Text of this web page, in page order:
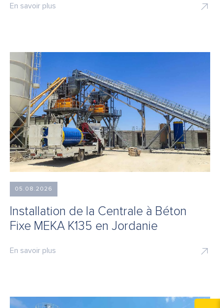
En savoir plus
05.08.2026
Installation de la Centrale à Béton
Fixe MEKA K135 en Jordanie
En savoir plus